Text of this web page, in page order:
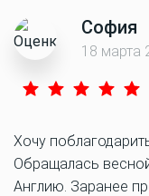
София
18 марта
Хочу
Обращалась
Англию. Заранее